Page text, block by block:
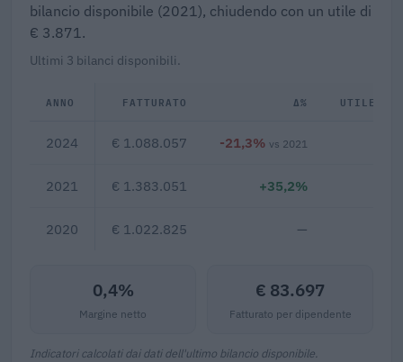
bilancio disponibile (2021), chiudendo con un utile di
€ 3.871.
Ultimi 3 bilanci disponibili.
ANNO FATTURATO Δ% UTILE/
2024 € 1.088.057 -21,3% vs 2021
2021 € 1.383.051 +35,2%
2020 € 1.022.825 —
0,4%
Margine netto
€ 83.697
Fatturato per dipendente
Indicatori calcolati dai dati dell'ultimo bilancio disponibile.